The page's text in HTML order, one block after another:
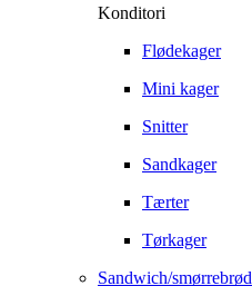
Konditori
Flødekager
Mini kager
Snitter
Sandkager
Tærter
Tørkager
Sandwich/smørrebrød